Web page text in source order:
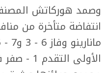
وصمد هوركاتش
انتفاضة متأخرة من
الأولى